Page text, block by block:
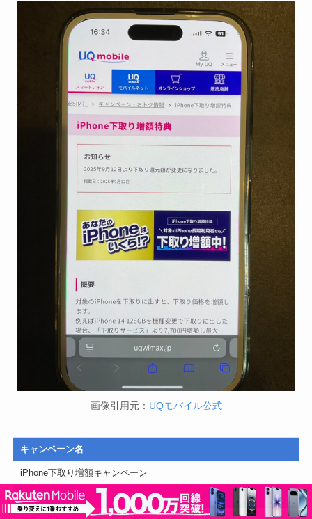
画像引用元： UQモバイル公式
キャンペーン名
iPhone下取り増額キャンペーン
内容